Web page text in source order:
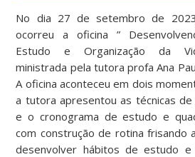
No dia 27 de setembro de
ocorreu a oficina ”
Estudo e Organização da
ministrada pela tutora profa Ana
A oficina aconteceu em dois
a tutora apresentou as técnicas
e o cronograma de estudo e
com construção de rotina frisando
desenvolver hábitos de estudo e